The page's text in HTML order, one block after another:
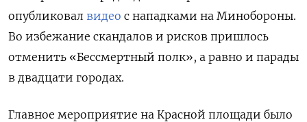
опубликовал видео с нападками на Минобороны.
Во избежание скандалов и рисков пришлось
отменить «Бессмертный полк», а равно и парады
в двадцати городах.
Главное мероприятие на Красной площади было